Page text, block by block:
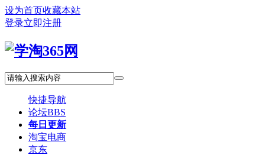
设为首页收藏本站
登录立即注册
快捷导航
论坛BBS
每日更新
淘宝电商
京东